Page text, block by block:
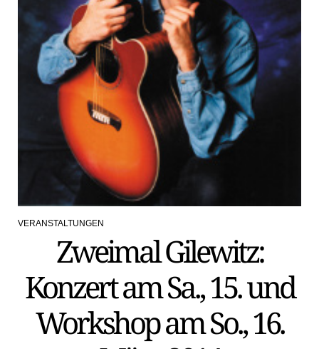
POSTED
VERANSTALTUNGEN
Zweimal Gilewitz:
Konzert am Sa., 15. und
Workshop am So., 16.